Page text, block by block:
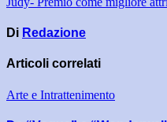
Di Redazione
Articoli correlati
Arte e Intrattenimento